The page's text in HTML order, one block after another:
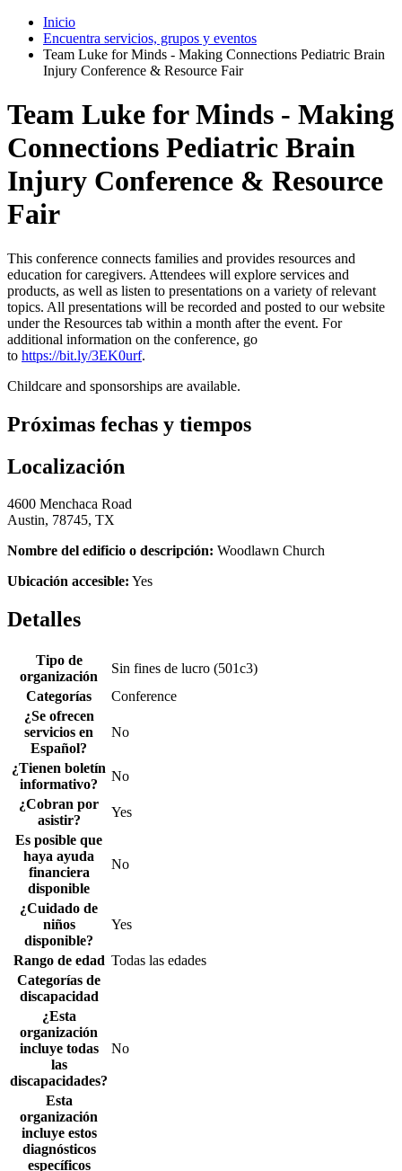
Inicio
Encuentra servicios, grupos y eventos
Team Luke for Minds - Making Connections Pediatric Brain
Injury Conference & Resource Fair
Team Luke for Minds - Making
Connections Pediatric Brain
Injury Conference & Resource
Fair
This conference connects families and provides resources and
education for caregivers. Attendees will explore services and
products, as well as listen to presentations on a variety of relevant
topics. All presentations will be recorded and posted to our website
under the Resources tab within a month after the event. For
additional information on the conference, go
to https://bit.ly/3EK0urf.
Childcare and sponsorships are available.
Próximas fechas y tiempos
Localización
4600 Menchaca Road
Austin, 78745, TX
Nombre del edificio o descripción: Woodlawn Church
Ubicación accesible: Yes
Detalles
Tipo de
organización
Sin fines de lucro (501c3)
Categorías
Conference
¿Se ofrecen
servicios en
Español?
No
¿Tienen boletín
informativo?
No
¿Cobran por
asistir?
Yes
Es posible que
haya ayuda
financiera
disponible
No
¿Cuidado de
niños
disponible?
Yes
Rango de edad Todas las edades
Categorías de
discapacidad
¿Esta
organización
incluye todas
las
discapacidades?
No
Esta
organización
incluye estos
diagnósticos
específicos